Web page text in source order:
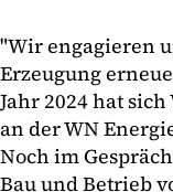
"Wir engagieren
Erzeugung
Jahr 2024 hat
an der WN
Noch im
Bau und Betrieb